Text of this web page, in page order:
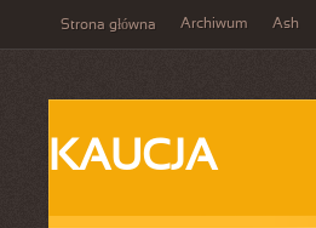
Strona główna Archiwum Ash
KAUCJA